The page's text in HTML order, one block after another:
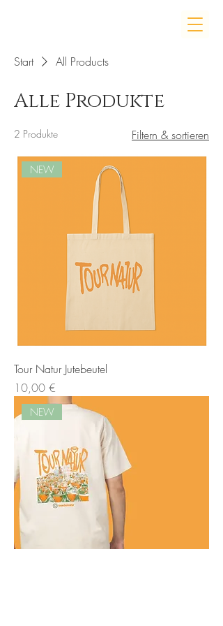
Start All Products
Alle Produkte
2 Produkte Filtern & sortieren
NEW
Tour Natur Jutebeutel
Preis
10,00 €
NEW